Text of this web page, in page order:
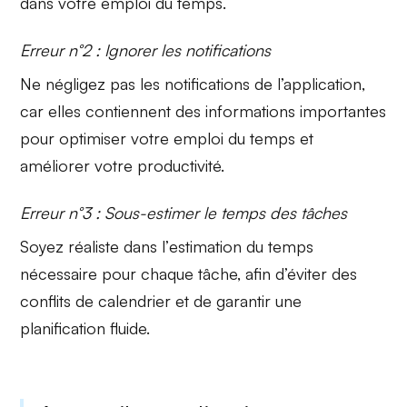
Erreur n°2 : Ignorer les notifications
Ne négligez pas les notifications de l’application,
car elles contiennent des informations importantes
pour optimiser votre emploi du temps et
améliorer votre productivité.
Erreur n°3 : Sous-estimer le temps des tâches
Soyez réaliste dans l’estimation du temps
nécessaire pour chaque tâche, afin d’éviter des
conflits de calendrier et de garantir une
planification fluide.